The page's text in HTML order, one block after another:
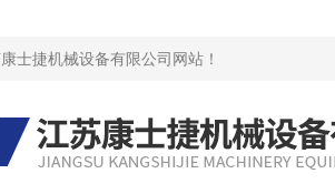
士捷机械设备有限公司网站 ！